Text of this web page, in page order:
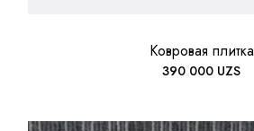
Ковровая плитка
390 000 UZS